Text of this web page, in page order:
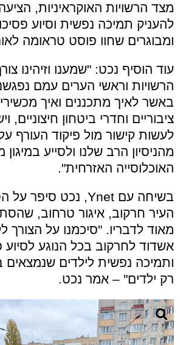
מצד הרשויות האוקראיניות,
להעניק תמיכה נפשית וסיוע
ומבוגרים שחוו פוסט טראומה
עוד הוסיף נכט: "שמענו וזיהינו
הרשויות וראשי הערים עמם
באשר לאיך מתכננים ואיך
ציבוריים וחדרי ביטחון חיצוניים,
לעשות קישור מול פיקוד העורף
מהניסיון הרב שלנו ולסייע
האוכלוסייה האזרחית".
בשיחה עם Ynet, נכט סיפר על
העיר חרקוב, איגור טרחוב,
מאוד לדבריו. "סיכמנו על הצורך
אשדוד לחרקוב בכל הנוגע לסיוע
ותמיכה נפשית לילדים שנמצאים
רק ילדים" – אמר נכט.